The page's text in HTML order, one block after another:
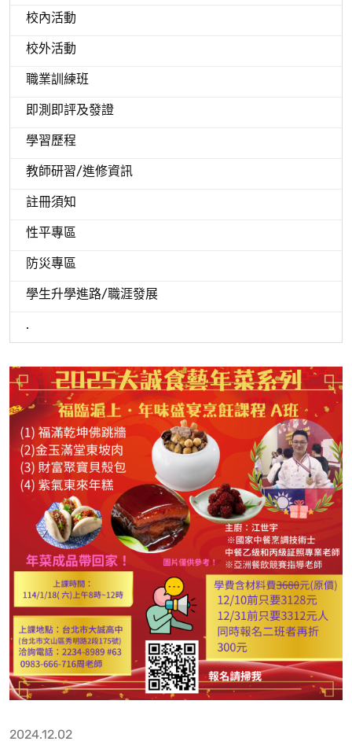
校內活動
校外活動
職業訓練班
即測即評及發證
學習歷程
教師研習/進修資訊
註冊須知
性平專區
防災專區
學生升學進路/職涯發展
.
2024.12.02